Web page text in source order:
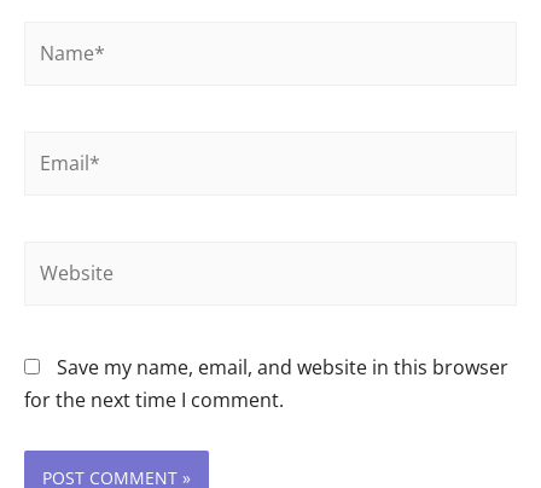
Save my name, email, and website in this browser
for the next time I comment.